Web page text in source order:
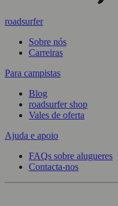
roadsurfer
Sobre nós
Carreiras
Para campistas
Blog
roadsurfer shop
Vales de oferta
Ajuda e apoio
FAQs sobre alugueres
Contacta-nos